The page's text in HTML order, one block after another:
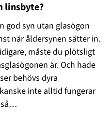
linsbyte?
god syn utan glasögon
när åldersynen sätter in.
måste du plötsligt
är. Och hade
behövs dyra
inte alltid fungerar
så…